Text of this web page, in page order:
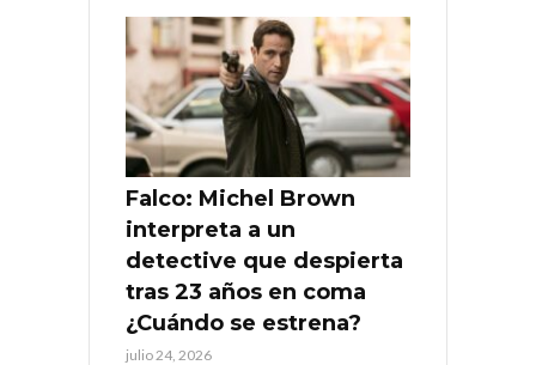
Falco: Michel Brown
interpreta a un
detective que despierta
tras 23 años en coma
¿Cuándo se estrena?
julio 24, 2026